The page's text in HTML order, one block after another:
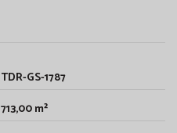
TDR-GS-1787
713,00 m²